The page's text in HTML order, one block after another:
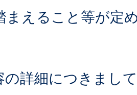
まえること等が定
の詳細につきまし